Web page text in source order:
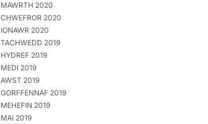
MAWRTH 2020
CHWEFROR 2020
IONAWR 2020
TACHWEDD 2019
HYDREF 2019
MEDI 2019
AWST 2019
GORFFENNAF 2019
MEHEFIN 2019
MAI 2019